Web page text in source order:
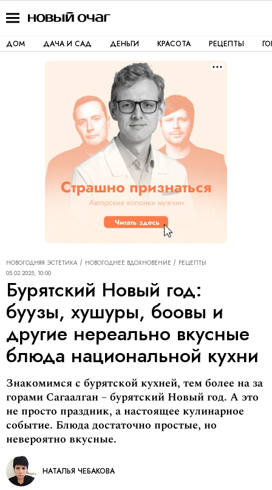
ДОМ ДАЧА И САД ДЕНЬГИ КРАСОТА РЕЦЕПТЫ
НОВОГОДНЯЯ ЭСТЕТИКА НОВОГОДНЕЕ ВДОХНОВЕНИЕ
РЕЦЕПТЫ
05.02.2025, 10:00
Бурятский Новый год:
буузы, хушуры, боовы и
другие нереально вкусные
блюда национальной кухни
Знакомимся с бурятской кухней, тем более на за
горами Сагаалган – бурятский Новый год. А это
не просто праздник, а настоящее кулинарное
событие. Блюда достаточно простые, но
невероятно вкусные.
НАТАЛЬЯ ЧЕБАКОВА